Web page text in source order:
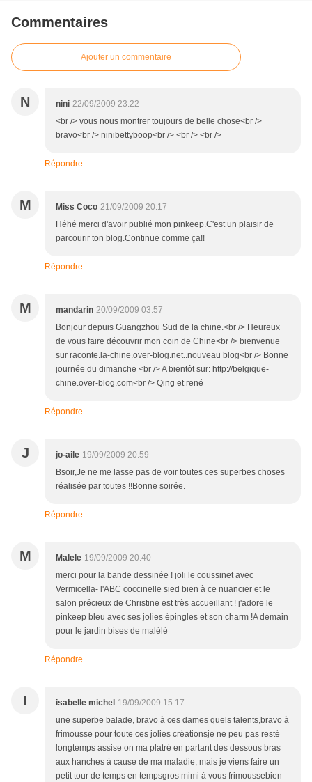
Commentaires
Ajouter un commentaire
N nini 22/09/2009 23:22
<br /> vous nous montrer toujours de belle chose<br />
bravo<br /> ninibettyboop<br /> <br /> <br />
Répondre
M Miss Coco 21/09/2009 20:17
Héhé merci d'avoir publié mon pinkeep.C'est un plaisir de
parcourir ton blog.Continue comme ça!!
Répondre
M mandarin 20/09/2009 03:57
Bonjour depuis Guangzhou Sud de la chine.<br /> Heureux
de vous faire découvrir mon coin de Chine<br /> bienvenue
sur raconte.la-chine.over-blog.net..nouveau blog<br /> Bonne
journée du dimanche <br /> A bientôt sur: http://belgique-
chine.over-blog.com<br /> Qing et rené
Répondre
J jo-aile 19/09/2009 20:59
Bsoir,Je ne me lasse pas de voir toutes ces superbes choses
réalisée par toutes !!Bonne soirée.
Répondre
M Malele 19/09/2009 20:40
merci pour la bande dessinée ! joli le coussinet avec
Vermicella- l'ABC coccinelle sied bien à ce nuancier et le
salon précieux de Christine est très accueillant ! j'adore le
pinkeep bleu avec ses jolies épingles et son charm !A demain
pour le jardin bises de malélé
Répondre
I isabelle michel 19/09/2009 15:17
une superbe balade, bravo à ces dames quels talents,bravo à
frimousse pour toute ces jolies créationsje ne peu pas resté
longtemps assise on ma platré en partant des dessous bras
aux hanches à cause de ma maladie, mais je viens faire un
petit tour de temps en tempsgros mimi à vous frimoussebien